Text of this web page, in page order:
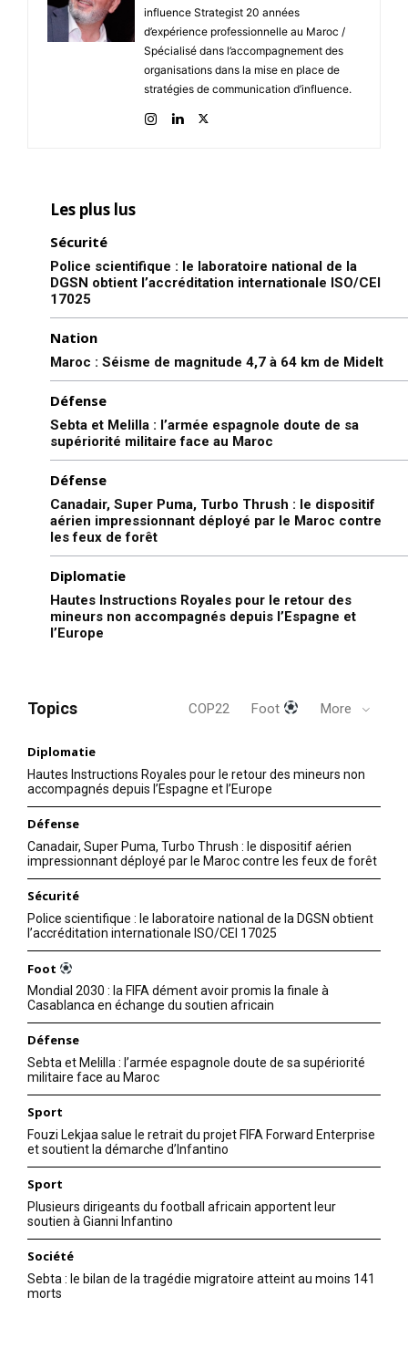
influence Strategist 20 années
d’expérience professionnelle au Maroc /
Spécialisé dans l’accompagnement des
organisations dans la mise en place de
stratégies de communication d’influence.
Les plus lus
Sécurité
Police scientifique : le laboratoire national de la
DGSN obtient l’accréditation internationale ISO/CEI
17025
Nation
Maroc : Séisme de magnitude 4,7 à 64 km de Midelt
Défense
Sebta et Melilla : l’armée espagnole doute de sa
supériorité militaire face au Maroc
Défense
Canadair, Super Puma, Turbo Thrush : le dispositif
aérien impressionnant déployé par le Maroc contre
les feux de forêt
Diplomatie
Hautes Instructions Royales pour le retour des
mineurs non accompagnés depuis l’Espagne et
l’Europe
Topics COP22 Foot More
Diplomatie
Hautes Instructions Royales pour le retour des mineurs non
accompagnés depuis l’Espagne et l’Europe
Défense
Canadair, Super Puma, Turbo Thrush : le dispositif aérien
impressionnant déployé par le Maroc contre les feux de forêt
Sécurité
Police scientifique : le laboratoire national de la DGSN obtient
l’accréditation internationale ISO/CEI 17025
Foot
Mondial 2030 : la FIFA dément avoir promis la finale à
Casablanca en échange du soutien africain
Défense
Sebta et Melilla : l’armée espagnole doute de sa supériorité
militaire face au Maroc
Sport
Fouzi Lekjaa salue le retrait du projet FIFA Forward Enterprise
et soutient la démarche d’Infantino
Sport
Plusieurs dirigeants du football africain apportent leur
soutien à Gianni Infantino
Société
Sebta : le bilan de la tragédie migratoire atteint au moins 141
morts